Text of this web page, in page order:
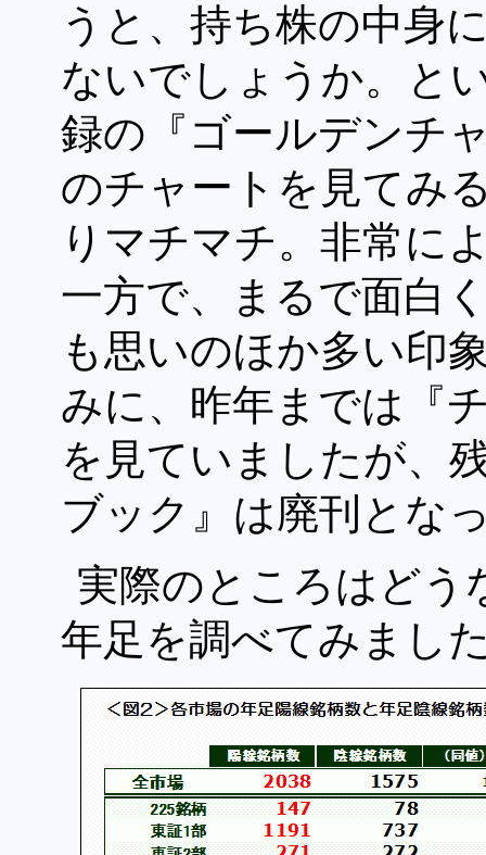
うと、持ち株の中身
ないでしょうか。と
録の『ゴールデンチ
のチャートを見てみ
りマチマチ。非常に
一方で、まるで面白
も思いのほか多い印
みに、昨年までは『
を見ていましたが、
ブック』は廃刊とな
実際のところはどう
年足を調べてみまし